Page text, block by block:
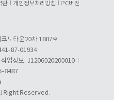
관 개인정보처리방침 PC버전
노타운20차 1807호
87-01934
직업정보: J1206020200010
8487
Right Reserved.